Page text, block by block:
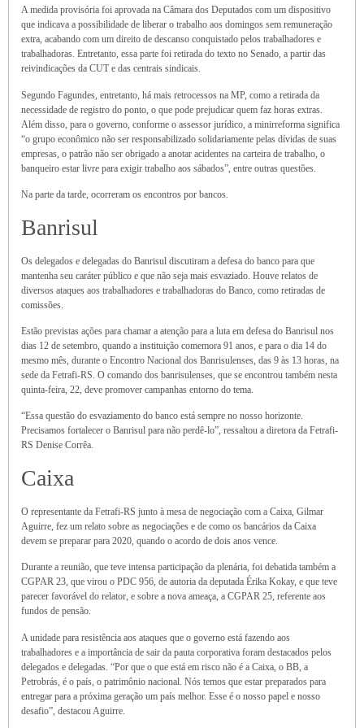
A medida provisória foi aprovada na Câmara dos Deputados com um dispositivo
que indicava a possibilidade de liberar o trabalho aos domingos sem remuneração
extra, acabando com um direito de descanso conquistado pelos trabalhadores e
trabalhadoras. Entretanto, essa parte foi retirada do texto no Senado, a partir das
reivindicações da CUT e das centrais sindicais.
Segundo Fagundes, entretanto, há mais retrocessos na MP, como a retirada da
necessidade de registro do ponto, o que pode prejudicar quem faz horas extras.
Além disso, para o governo, conforme o assessor jurídico, a minirreforma significa
“o grupo econômico não ser responsabilizado solidariamente pelas dívidas de suas
empresas, o patrão não ser obrigado a anotar acidentes na carteira de trabalho, o
banqueiro estar livre para exigir trabalho aos sábados”, entre outras questões.
Na parte da tarde, ocorreram os encontros por bancos.
Banrisul
Os delegados e delegadas do Banrisul discutiram a defesa do banco para que
mantenha seu caráter público e que não seja mais esvaziado. Houve relatos de
diversos ataques aos trabalhadores e trabalhadoras do Banco, como retiradas de
comissões.
Estão previstas ações para chamar a atenção para a luta em defesa do Banrisul nos
dias 12 de setembro, quando a instituição comemora 91 anos, e para o dia 14 do
mesmo mês, durante o Encontro Nacional dos Banrisulenses, das 9 às 13 horas, na
sede da Fetrafi-RS. O comando dos banrisulenses, que se encontrou também nesta
quinta-feira, 22, deve promover campanhas entorno do tema.
“Essa questão do esvaziamento do banco está sempre no nosso horizonte.
Precisamos fortalecer o Banrisul para não perdê-lo”, ressaltou a diretora da Fetrafi-
RS Denise Corrêa.
Caixa
O representante da Fetrafi-RS junto à mesa de negociação com a Caixa, Gilmar
Aguirre, fez um relato sobre as negociações e de como os bancários da Caixa
devem se preparar para 2020, quando o acordo de dois anos vence.
Durante a reunião, que teve intensa participação da plenária, foi debatida também a
CGPAR 23, que virou o PDC 956, de autoria da deputada Érika Kokay, e que teve
parecer favorável do relator, e sobre a nova ameaça, a CGPAR 25, referente aos
fundos de pensão.
A unidade para resistência aos ataques que o governo está fazendo aos
trabalhadores e a importância de sair da pauta corporativa foram destacados pelos
delegados e delegadas. “Por que o que está em risco não é a Caixa, o BB, a
Petrobrás, é o país, o patrimônio nacional. Nós temos que estar preparados para
entregar para a próxima geração um país melhor. Esse é o nosso papel e nosso
desafio”, destacou Aguirre.